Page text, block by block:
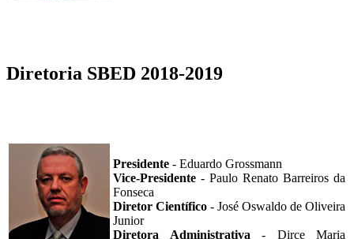
Diretoria SBED 2018-2019
Presidente - Eduardo Grossmann
Vice-Presidente - Paulo Renato Barreiros da
Fonseca
Diretor Científico - José Oswaldo de Oliveira
Junior
Diretora Administrativa - Dirce Maria